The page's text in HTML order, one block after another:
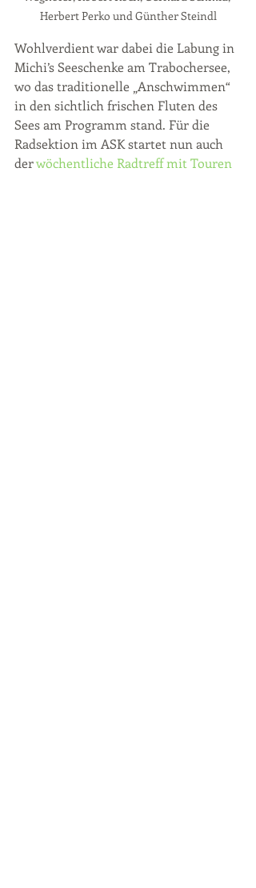
Herbert Perko und Günther Steindl
Wohlverdient war dabei die Labung in
Michi’s Seeschenke am Trabochersee,
wo das traditionelle „Anschwimmen“
in den sichtlich frischen Fluten des
Sees am Programm stand. Für die
Radsektion im ASK startet nun auch
der wöchentliche Radtreff mit Touren